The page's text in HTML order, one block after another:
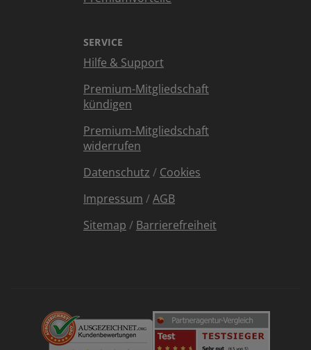
SERVICE
Hilfe & Support
Premium-Mitgliedschaft
kündigen
Premium-Mitgliedschaft
widerrufen
Datenschutz / Cookies
Impressum /AGB
Sitemap / Barrierefreiheit